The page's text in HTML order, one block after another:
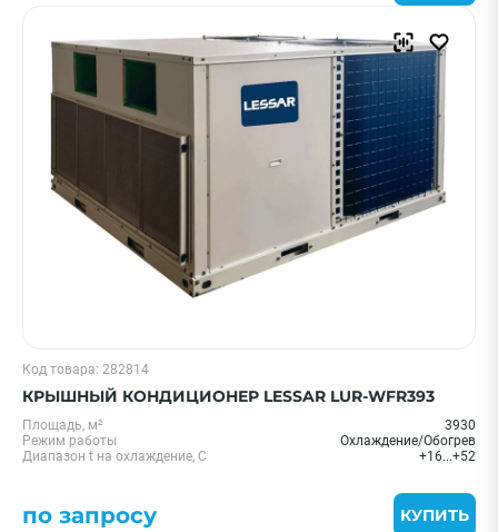
Код товара: 282814
КРЫШНЫЙ КОНДИЦИОНЕР LESSAR LUR-WFR393
Площадь, м²
3930
Режим работы
Охлаждение/Обогрев
Диапазон t на охлаждение, С
+16...+52
по запросу КУПИТЬ